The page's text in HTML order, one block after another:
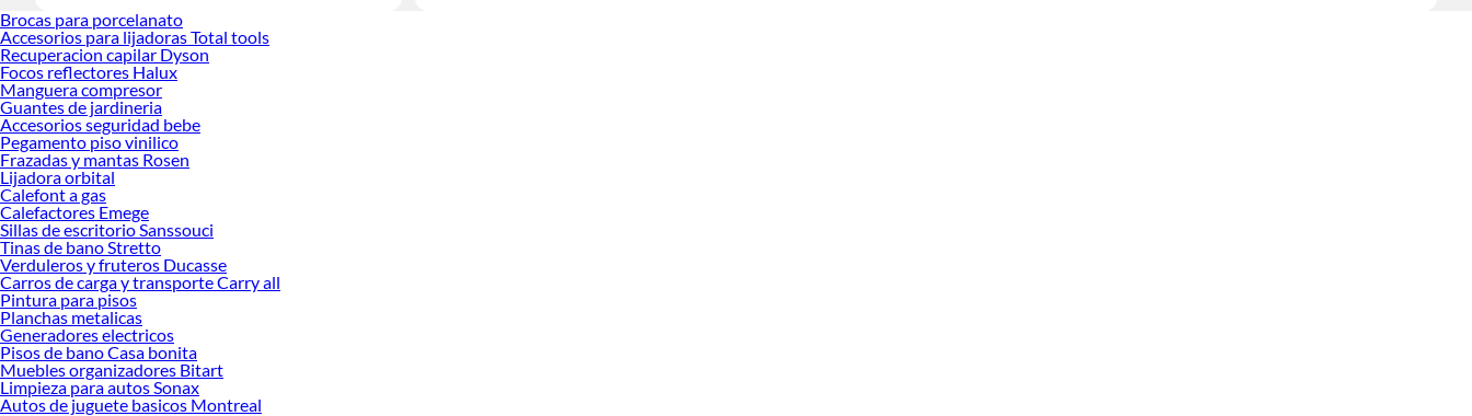
Brocas para porcelanato
Accesorios para lijadoras Total tools
Recuperacion capilar Dyson
Focos reflectores Halux
Manguera compresor
Guantes de jardineria
Accesorios seguridad bebe
Pegamento piso vinilico
Frazadas y mantas Rosen
Lijadora orbital
Calefont a gas
Calefactores Emege
Sillas de escritorio Sanssouci
Tinas de bano Stretto
Verduleros y fruteros Ducasse
Carros de carga y transporte Carry all
Pintura para pisos
Planchas metalicas
Generadores electricos
Pisos de bano Casa bonita
Muebles organizadores Bitart
Limpieza para autos Sonax
Autos de juguete basicos Montreal